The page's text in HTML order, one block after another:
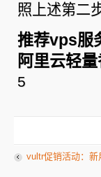
照上述第二
推荐vps服
阿里云轻
5
vultr促销活动：新